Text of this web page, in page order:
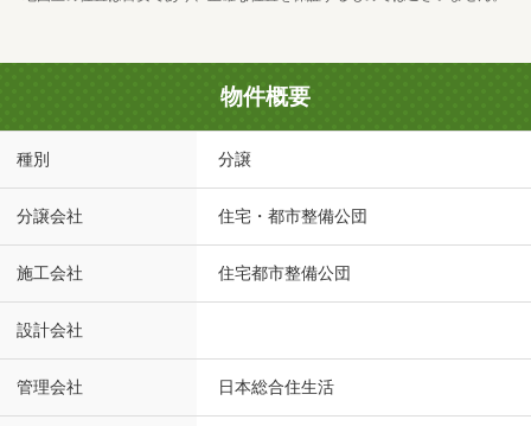
物件概要
種別 分譲
分譲会社 住宅・都市整備公団
施工会社 住宅都市整備公団
設計会社
管理会社 日本総合住生活